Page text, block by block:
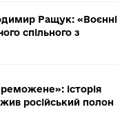
Ращук: «Воєнні
спільного з
історія
російський полон